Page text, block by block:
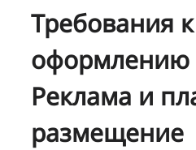
Требования к
оформлению
Реклама и
размещение